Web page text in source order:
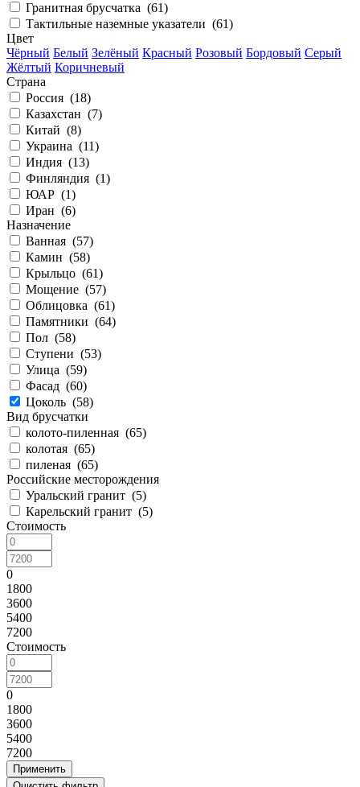
Гранитная брусчатка (61)
Тактильные наземные указатели (61)
Цвет
Чёрный Белый Зелёный Красный Розовый Бордовый Серый
Жёлтый Коричневый
Страна
Россия (18)
Казахстан (7)
Китай (8)
Украина (11)
Индия (13)
Финляндия (1)
ЮАР (1)
Иран (6)
Назначение
Ванная (57)
Камин (58)
Крыльцо (61)
Мощение (57)
Облицовка (61)
Памятники (64)
Пол (58)
Ступени (53)
Улица (59)
Фасад (60)
Цоколь (58)
Вид брусчатки
колото-пиленная (65)
колотая (65)
пиленая (65)
Российские месторождения
Уральский гранит (5)
Карельский гранит (5)
Стоимость
0
1800
3600
5400
7200
Стоимость
0
1800
3600
5400
7200